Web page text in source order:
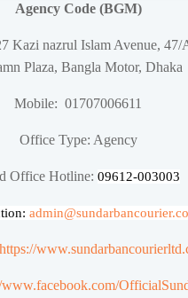
Agency Code (BGM)
Kazi nazrul Islam Avenue, 47/
Plaza, Bangla Motor, Dhaka
Mobile: 01707006611
Office Type: Agency
Office Hotline: 09612-003003
admin
https://
www.facebook.com/